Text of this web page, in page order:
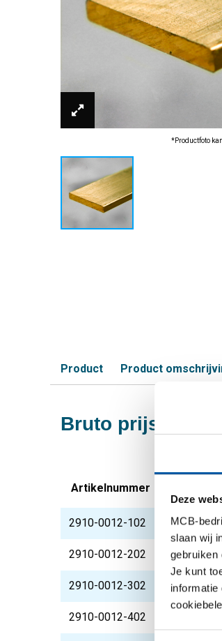
Deze
MCB-
slaan wij
gebruiken
Je kunt
informatie
*Productfoto
Product Product
Bruto prijslijst:
Artikelnummer
2910-0012-102
2910-0012-202
2910-0012-302
2910-0012-402